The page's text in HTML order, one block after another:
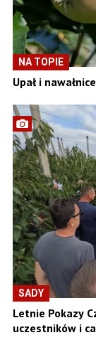
NA TOPIE
Upał i
SADY
Letnie Pokazy
uczestników i